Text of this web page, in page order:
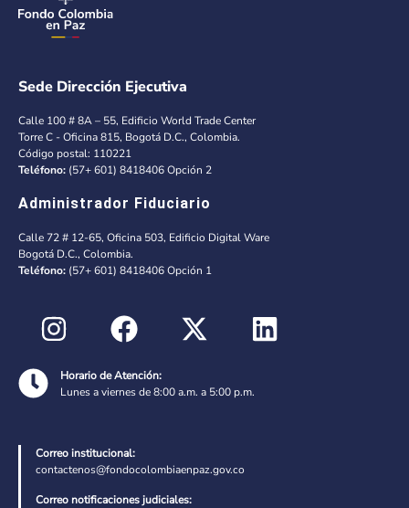
Sede Dirección Ejecutiva
Calle 100 # 8A – 55, Edificio World Trade Center
Torre C - Oficina 815, Bogotá D.C., Colombia.
Código postal: 110221
Teléfono: (57+ 601) 8418406 Opción 2
Administrador Fiduciario
Calle 72 # 12-65, Oficina 503, Edificio Digital Ware
Bogotá D.C., Colombia.
Teléfono: (57+ 601) 8418406 Opción 1
Horario de Atención:
Lunes a viernes de 8:00 a.m. a 5:00 p.m.
Correo institucional:
contactenos@fondocolombiaenpaz.gov.co
Correo notificaciones judiciales: